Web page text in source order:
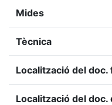
Mides
Tècnica
Localització del doc.
Localització del doc.